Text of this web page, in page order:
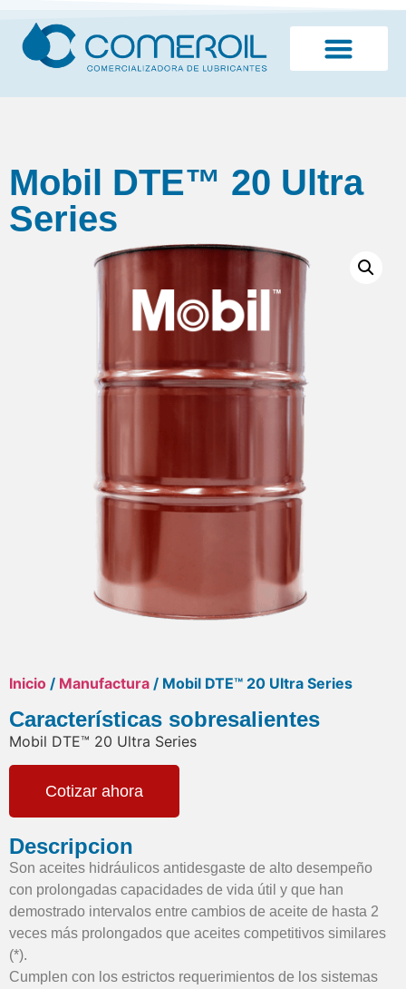
Mobil DTE™ 20 Ultra
Series
Inicio / Manufactura / Mobil DTE™ 20 Ultra Series
Características sobresalientes
Mobil DTE™ 20 Ultra Series
Cotizar ahora
Descripcion
Son aceites hidráulicos antidesgaste de alto desempeño
con prolongadas capacidades de vida útil y que han
demostrado intervalos entre cambios de aceite de hasta 2
veces más prolongados que aceites competitivos similares
(*).
Cumplen con los estrictos requerimientos de los sistemas